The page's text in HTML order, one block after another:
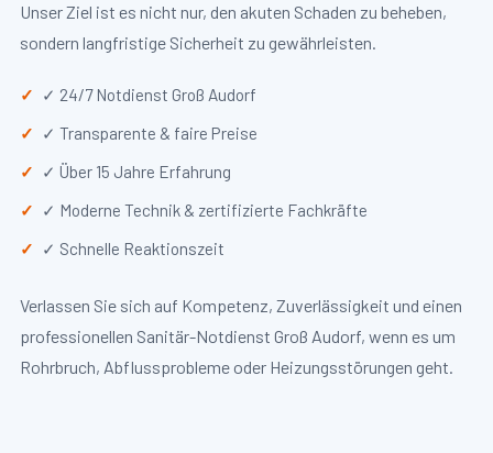
Unser Ziel ist es nicht nur, den akuten Schaden zu beheben,
sondern langfristige Sicherheit zu gewährleisten.
✓ 24/7 Notdienst Groß Audorf
✓ Transparente & faire Preise
✓ Über 15 Jahre Erfahrung
✓ Moderne Technik & zertifizierte Fachkräfte
✓ Schnelle Reaktionszeit
Verlassen Sie sich auf Kompetenz, Zuverlässigkeit und einen
professionellen Sanitär-Notdienst Groß Audorf, wenn es um
Rohrbruch, Abflussprobleme oder Heizungsstörungen geht.